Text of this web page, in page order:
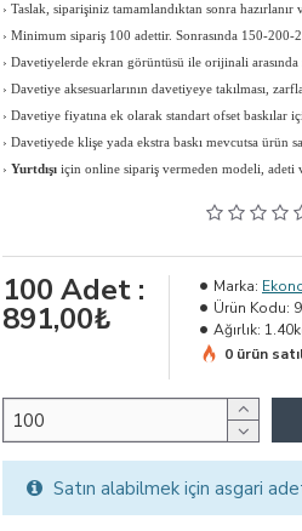
› Taslak, siparişiniz tamamlandıktan sonra hazırlanır
› Minimum sipariş 100 adettir. Sonrasında 150-200-
› Davetiyelerde ekran görüntüsü ile orijinali
› Davetiye aksesuarlarının davetiyeye takılması,
› Davetiye fiyatına ek olarak standart ofset baskılar
› Davetiyede klişe yada ekstra baskı mevcutsa ürün
› Yurtdışı için online sipariş vermeden modeli,
100 Adet :
891,00₺
Marka:
Ürün Kodu:
Ağırlık:
0 ürün
Satın alabilmek için asgari